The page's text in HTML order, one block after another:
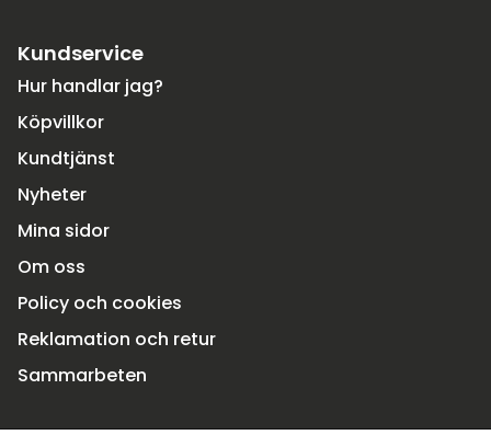
Kundservice
Hur handlar jag?
Köpvillkor
Kundtjänst
Nyheter
Mina sidor
Om oss
Policy och cookies
Reklamation och retur
Sammarbeten